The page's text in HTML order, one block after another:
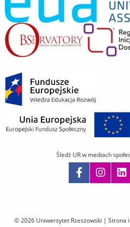
© 2026 Uniwersytet Rzeszowski | Strona
Śledź UR w mediach
i